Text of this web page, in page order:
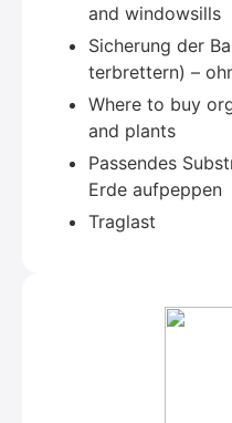
and win­dows­ills
Siche­rung der
ter­bret­tern) –
Whe­re to buy
and plants
Pas­sen­des
Erde auf­pep­pen
Trag­last